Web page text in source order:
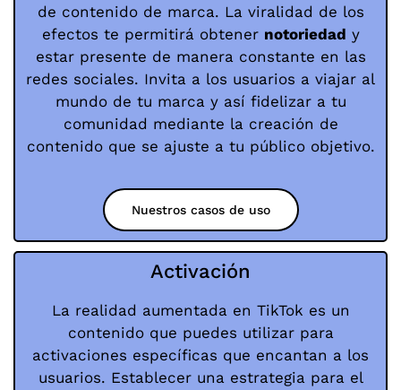
de contenido de marca. La viralidad de los
efectos te permitirá obtener notoriedad y
estar presente de manera constante en las
redes sociales. Invita a los usuarios a viajar al
mundo de tu marca y así fidelizar a tu
comunidad mediante la creación de
contenido que se ajuste a tu público objetivo.
Nuestros casos de uso
Activación
La realidad aumentada en TikTok es un
contenido que puedes utilizar para
activaciones específicas que encantan a los
usuarios. Establecer una estrategia para el